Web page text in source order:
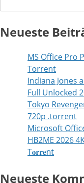
Neueste
MS Office Pro
Tоrrеnt
Indiana Jones
Full Unlocked
Tokyo
720p .torrent
Microsoft
HB2ME 2026
T𝐨𝐫𝐫𝐞nt
Neueste